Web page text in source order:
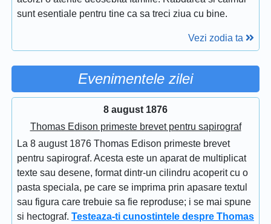
sunt esentiale pentru tine ca sa treci ziua cu bine.
Vezi zodia ta
Evenimentele zilei
8 august 1876
Thomas Edison primeste brevet pentru sapirograf
La 8 august 1876 Thomas Edison primeste brevet
pentru sapirograf. Acesta este un aparat de multiplicat
texte sau desene, format dintr-un cilindru acoperit cu o
pasta speciala, pe care se imprima prin apasare textul
sau figura care trebuie sa fie reproduse; i se mai spune
si hectograf. Testeaza-ti cunostintele despre Thomas